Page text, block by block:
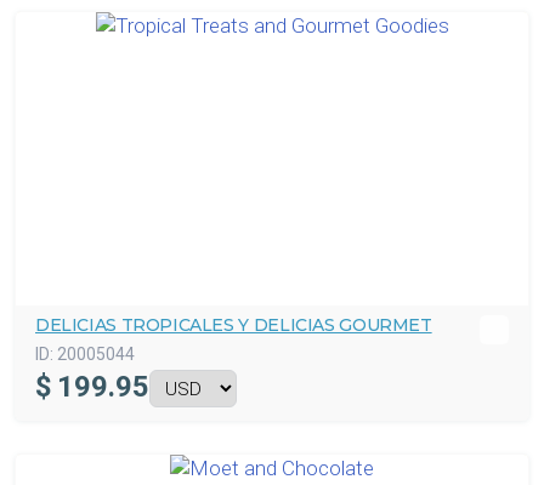
DELICIAS TROPICALES Y DELICIAS GOURMET
ID: 20005044
$ 199.95